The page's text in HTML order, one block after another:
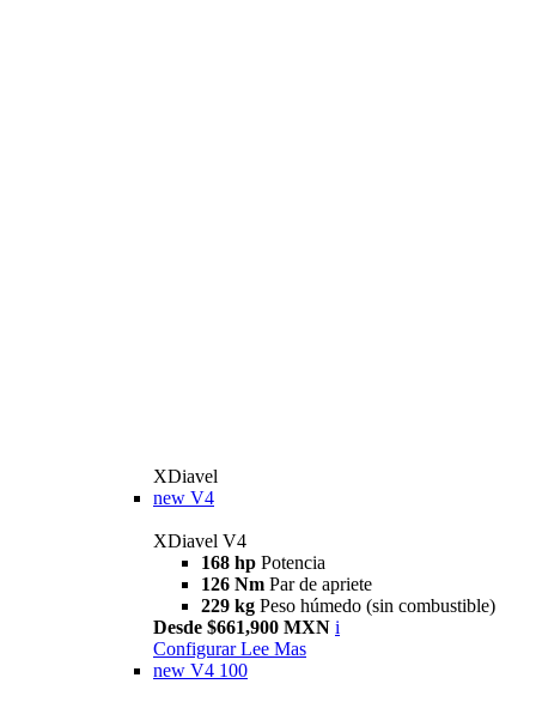
XDiavel
new V4
XDiavel V4
168 hp Potencia
126 Nm Par de apriete
229 kg Peso húmedo (sin combustible)
Desde $661,900 MXN i
Configurar Lee Mas
new V4 100